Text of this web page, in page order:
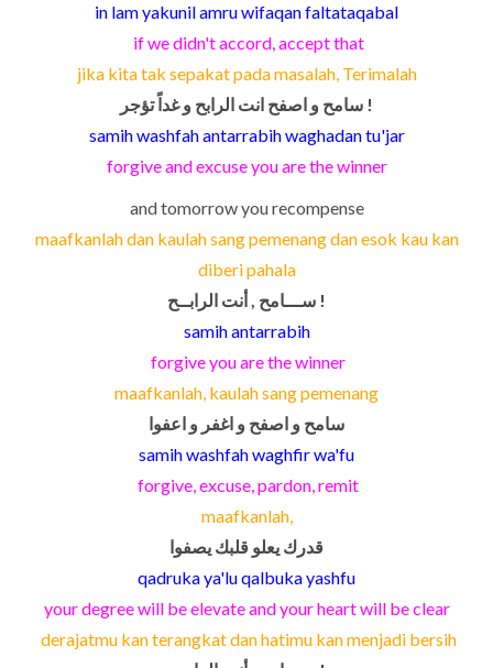
in lam yakunil amru wifaqan faltataqabal
if we didn't accord, accept that
jika kita tak sepakat pada masalah, Terimalah
سامح و اصفح انت الرابح و غداً تؤجر !
samih washfah antarrabih waghadan tu'jar
forgive and excuse you are the winner
and tomorrow you recompense
maafkanlah dan kaulah sang pemenang dan esok kau kan
diberi pahala
ســـامح , أنت الرابــح !
samih antarrabih
forgive you are the winner
maafkanlah, kaulah sang pemenang
سامح و اصفح و اغفر و اعفوا
samih washfah waghfir wa'fu
forgive, excuse, pardon, remit
maafkanlah,
قدرك يعلو قلبك يصفوا
qadruka ya'lu qalbuka yashfu
your degree will be elevate and your heart will be clear
derajatmu kan terangkat dan hatimu kan menjadi bersih